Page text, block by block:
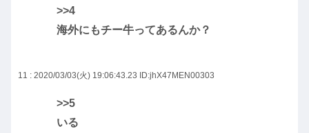
>>4
海外にもチー牛ってあるんか？
11 : 2020/03/03(火) 19:06:43.23 ID:jhX47MEN00303
>>5
いる